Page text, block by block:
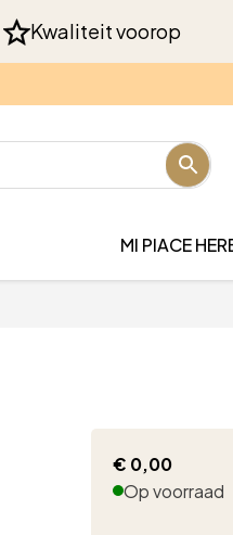
Kwaliteit voorop
MI PIACE
€ 0,00
Op voorraad